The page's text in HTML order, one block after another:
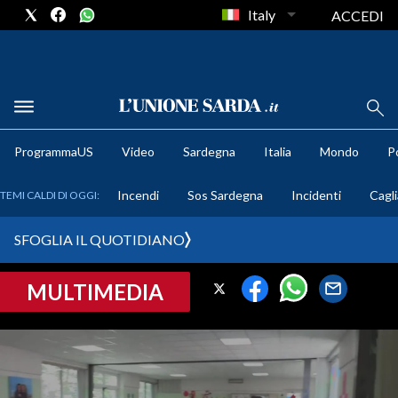
METEO
CRONACA SARDEGNA
PROVINCIA DI CAGLIARI
SULCIS IGLESIENTE
Italy ACCEDI
ProgrammaUS Video Sardegna Italia Mondo
TEMI CALDI DI OGGI: Incendi Sos Sardegna Incidenti
SFOGLIA IL QUOTIDIANO
MULTIMEDIA